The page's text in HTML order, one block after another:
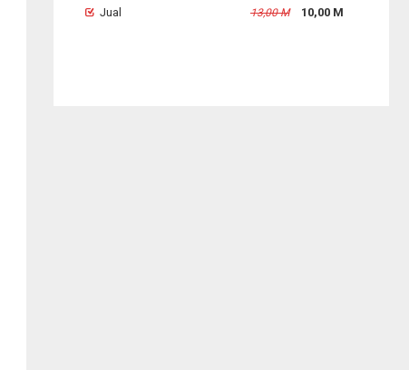
Jual 13,00 M 10,00 M